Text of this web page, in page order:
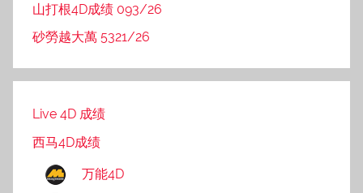
山打根4D成绩 093/26
砂勞越大萬 5321/26
Live 4D 成绩
西马4D成绩
万能4D